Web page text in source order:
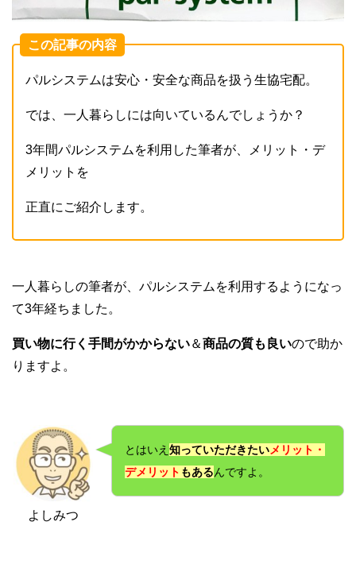
この記事の内容
パルシステムは安心・安全な商品を扱う生協宅配。
では、一人暮らしには向いているんでしょうか？
3年間パルシステムを利用した筆者が、メリット・デ
メリットを
正直にご紹介します。
一人暮らしの筆者が、パルシステムを利用するようになっ
て3年経ちました。
買い物に行く手間がかからない＆商品の質も良いので助か
りますよ。
よしみつ
とはいえ知っていただきたいメリット・
デメリット もあるんですよ。